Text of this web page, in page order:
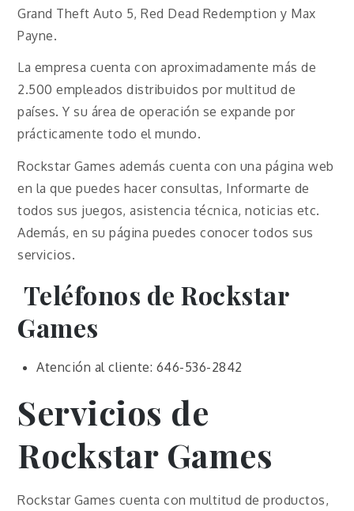
Grand Theft Auto 5, Red Dead Redemption y Max
Payne.
La empresa cuenta con aproximadamente más de
2.500 empleados distribuidos por multitud de
países. Y su área de operación se expande por
prácticamente todo el mundo.
Rockstar Games además cuenta con una página web
en la que puedes hacer consultas, Informarte de
todos sus juegos, asistencia técnica, noticias etc.
Además, en su página puedes conocer todos sus
servicios.
Teléfonos de Rockstar
Games
Atención al cliente: 646-536-2842
Servicios de
Rockstar Games
Rockstar Games cuenta con multitud de productos,